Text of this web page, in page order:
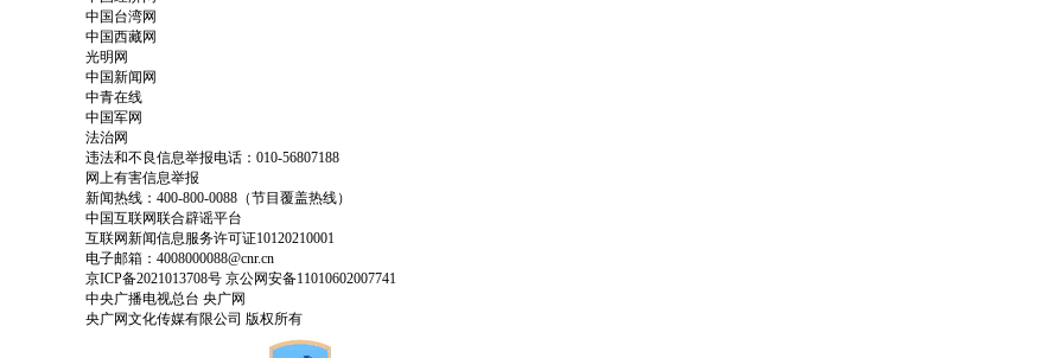
中国台湾网
中国西藏网
光明网
中国新闻网
中青在线
中国军网
法治网
违法和不良信息举报电话：010-56807188
网上有害信息举报
新闻热线：400-800-0088（节目覆盖热线）
中国互联网联合辟谣平台
互联网新闻信息服务许可证10120210001
电子邮箱：4008000088@cnr.cn
京ICP备2021013708号 京公网安备11010602007741
中央广播电视总台 央广网
央广网文化传媒有限公司 版权所有